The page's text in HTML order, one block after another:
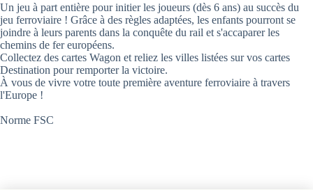
Un jeu à part entière pour initier les joueurs (dès 6 ans) au succès du
jeu ferroviaire ! Grâce à des règles adaptées, les enfants pourront se
joindre à leurs parents dans la conquête du rail et s'accaparer les
chemins de fer européens.
Collectez des cartes Wagon et reliez les villes listées sur vos cartes
Destination pour remporter la victoire.
À vous de vivre votre toute première aventure ferroviaire à travers
l'Europe !
Norme FSC